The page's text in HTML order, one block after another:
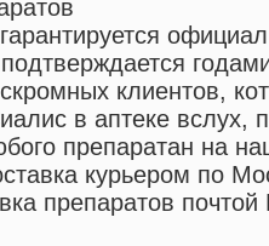
клиентов,
в аптеке вслух,
препаратан на
курьером по
препаратов